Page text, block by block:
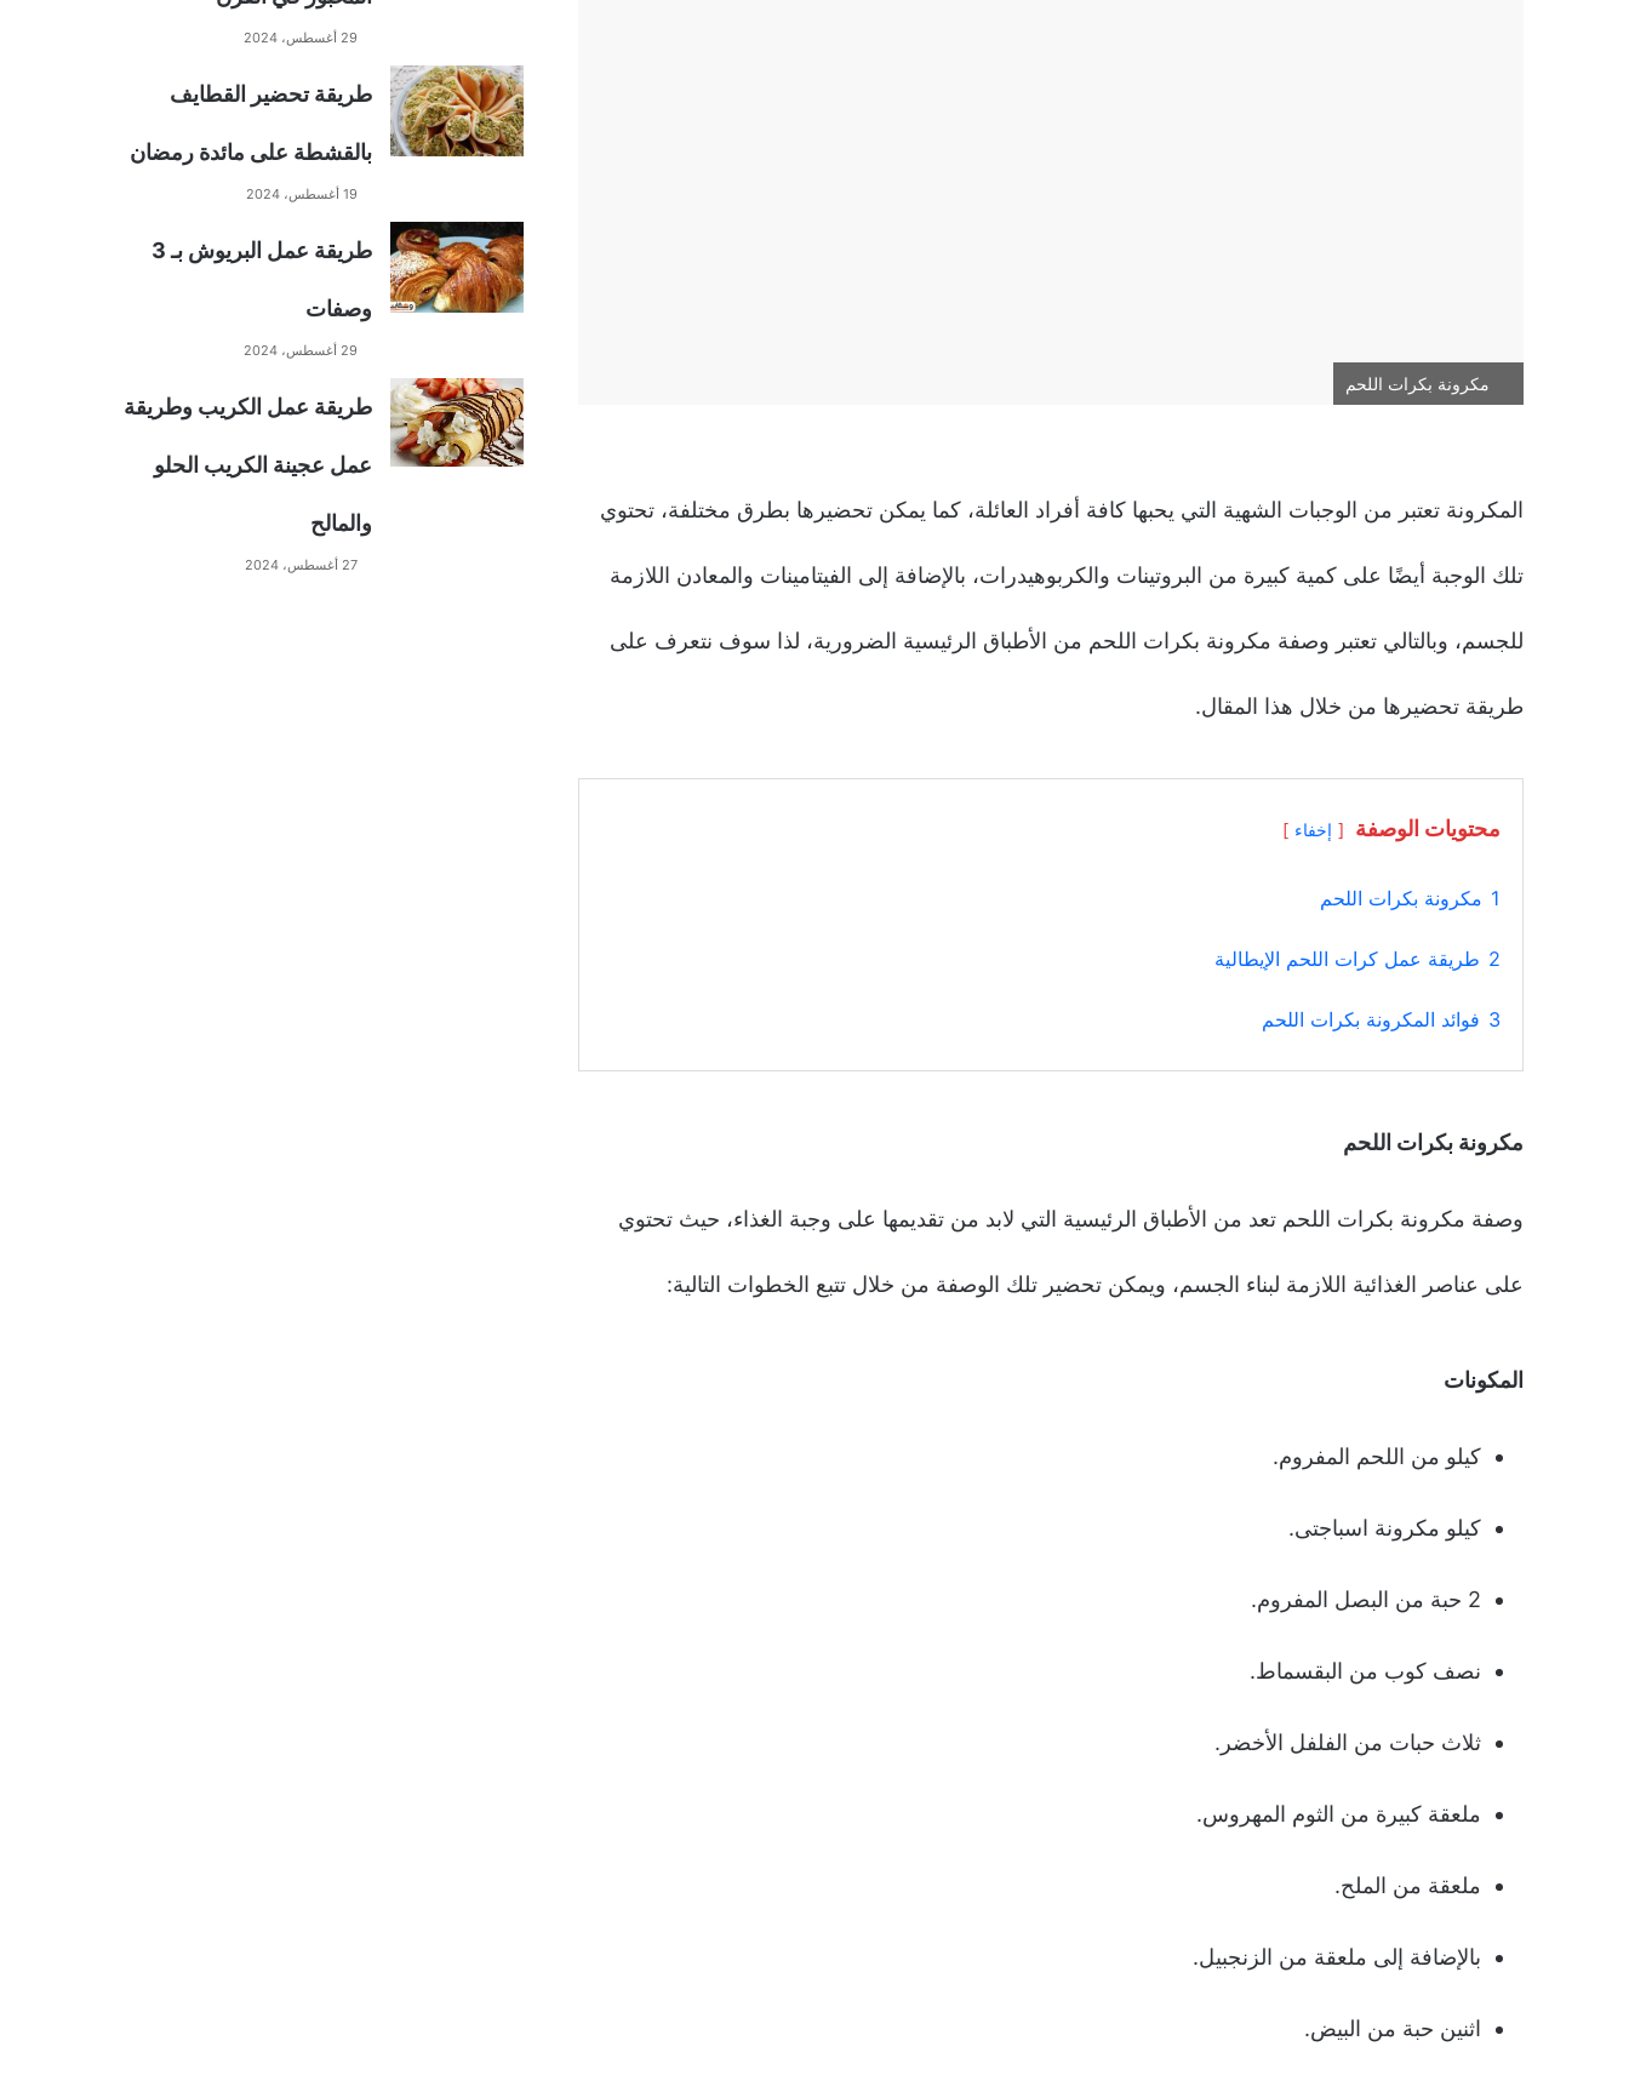
مكرونة بكرات اللحم
المكرونة تعتبر من الوجبات الشهية التي يحبها كافة أفراد العائلة، كما يمكن تحضيرها بطرق مختلفة، تحتوي
تلك الوجبة أيضًا على كمية كبيرة من البروتينات والكربوهيدرات، بالإضافة إلى الفيتامينات والمعادن اللازمة
للجسم، وبالتالي تعتبر وصفة مكرونة بكرات اللحم من الأطباق الرئيسية الضرورية، لذا سوف نتعرف على
طريقة تحضيرها من خلال هذا المقال.
محتويات الوصفة إخفاء
1 مكرونة بكرات اللحم
2 طريقة عمل كرات اللحم الإيطالية
3 فوائد المكرونة بكرات اللحم
مكرونة بكرات اللحم
وصفة مكرونة بكرات اللحم تعد من الأطباق الرئيسية التي لابد من تقديمها على وجبة الغذاء، حيث تحتوي
على عناصر الغذائية اللازمة لبناء الجسم، ويمكن تحضير تلك الوصفة من خلال تتبع الخطوات التالية:
المكونات
كيلو من اللحم المفروم.
كيلو مكرونة اسباجتى.
2 حبة من البصل المفروم.
نصف كوب من البقسماط.
ثلاث حبات من الفلفل الأخضر.
ملعقة كبيرة من الثوم المهروس.
ملعقة من الملح.
بالإضافة إلى ملعقة من الزنجبيل.
اثنين حبة من البيض.
29 أغسطس، 2024
طريقة تحضير القطايف
بالقشطة على مائدة رمضان
19 أغسطس، 2024
طريقة عمل البريوش بـ 3
وصفات
29 أغسطس، 2024
طريقة عمل الكريب وطريقة
عمل عجينة الكريب الحلو
والمالح
27 أغسطس، 2024